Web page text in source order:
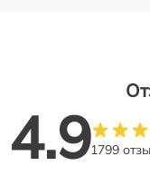
4.91799